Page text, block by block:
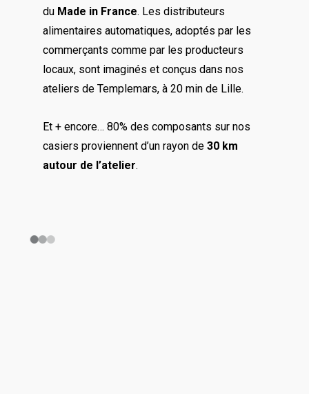
du Made in France. Les distributeurs
alimentaires automatiques, adoptés par les
commerçants comme par les producteurs
locaux, sont imaginés et conçus dans nos
ateliers de Templemars, à 20 min de Lille.
Et + encore… 80% des composants sur nos
casiers proviennent d’un rayon de 30 km
autour de l’atelier.